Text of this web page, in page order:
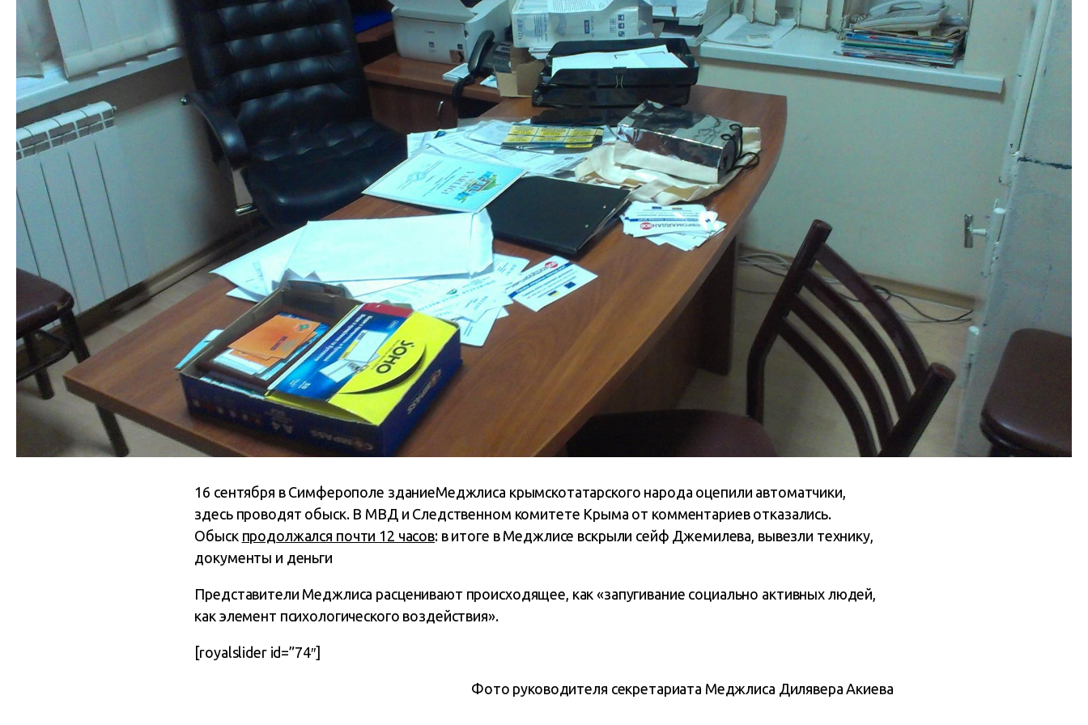
16 сентября в Симферополе зданиеМеджлиса крымскотатарского народа оцепили автоматчики,
здесь проводят обыск. В МВД и Следственном комитете Крыма от комментариев отказались.
Обыск продолжался почти 12 часов: в итоге в Меджлисе вскрыли сейф Джемилева, вывезли технику,
документы и деньги
Представители Меджлиса расценивают происходящее, как «запугивание социально активных людей,
как элемент психологического воздействия».
[royalslider id=”74″]
Фото руководителя секретариата Меджлиса Дилявера Акиева